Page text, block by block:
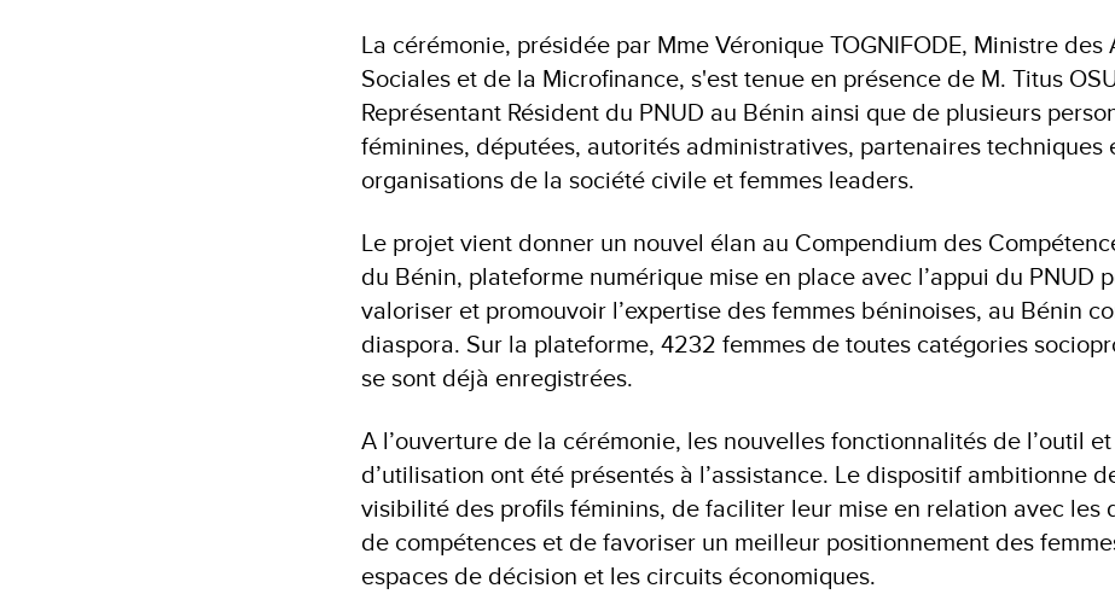
La cérémonie, présidée par Mme Véronique TOGNIFODE, Ministre des
Sociales et de la Microfinance, s'est tenue en présence de M. Titus
Représentant Résident du PNUD au Bénin ainsi que de plusieurs
féminines, députées, autorités administratives, partenaires techniques
organisations de la société civile et femmes leaders.
Le projet vient donner un nouvel élan au Compendium des
du Bénin, plateforme numérique mise en place avec l’appui du PNUD
valoriser et promouvoir l’expertise des femmes béninoises, au Bénin
diaspora. Sur la plateforme, 4232 femmes de toutes catégories
se sont déjà enregistrées.
A l’ouverture de la cérémonie, les nouvelles fonctionnalités de l’outil
d’utilisation ont été présentés à l’assistance. Le dispositif ambitionne
visibilité des profils féminins, de faciliter leur mise en relation avec les
de compétences et de favoriser un meilleur positionnement des
espaces de décision et les circuits économiques.